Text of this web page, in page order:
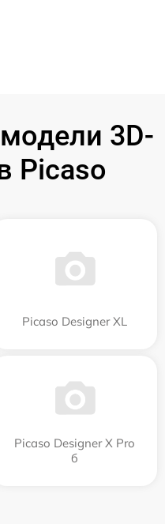
3D-
Picaso
Picaso Designer XL
Picaso Designer X Pro
б